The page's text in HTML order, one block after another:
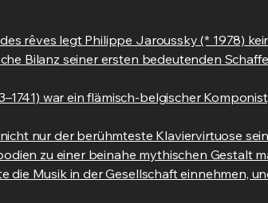
rêves legt Philippe Jaroussky (* 1978)
Bilanz seiner ersten bedeutenden
war ein flämisch-belgischer
nicht nur der berühmteste Klaviervirtuose
zu einer beinahe mythischen Gestalt
die Musik in der Gesellschaft einnehmen,